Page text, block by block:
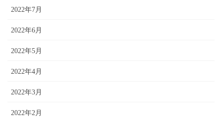
2022年7月
2022年6月
2022年5月
2022年4月
2022年3月
2022年2月